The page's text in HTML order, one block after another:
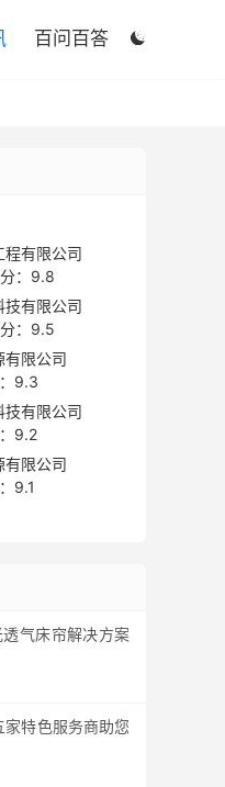

百问百答
程有限公司
：9.8
技有限公司
：9.5
有限公司
9.3
技有限公司
9.2
有限公司
9.1
气床帘解决方案
特色服务商助您